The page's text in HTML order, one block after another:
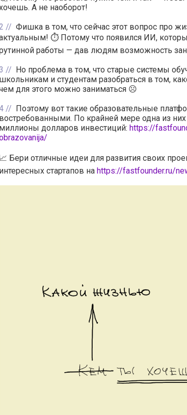
А не наоборот!
Фишка в том, что сейчас этот вопрос про
⏱️ Потому что появился ИИ,
работы — дав людям возможность
Но проблема в том, что старые системы
школьникам и студентам разобраться в том,
для этого можно заниматься ☹️
Поэтому вот такие образовательные
востребованными. По крайней мере одна из
миллионы долларов инвестиций: https://
📈 Бери отличные идеи для развития своих
интересных стартапов на https://fastfounder.ru/